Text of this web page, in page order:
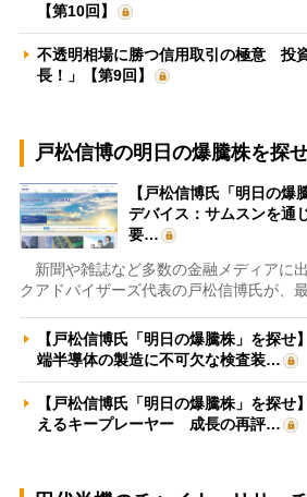
【第10回】
不透明相場に勝つ信用取引の極意 投
長！」【第9回】
戸松信博の明日の爆騰株を探せ
【戸松信博氏「明日の爆
デバイス：サムスンを通
要…
新聞や雑誌など多数の金融メディアに
クアドバイザーズ代表の戸松信博氏が、
【戸松信博氏「明日の爆騰株」を探せ
端半導体の製造に不可欠な検査装…
【戸松信博氏「明日の爆騰株」を探
えるキープレーヤー 成長の再評…